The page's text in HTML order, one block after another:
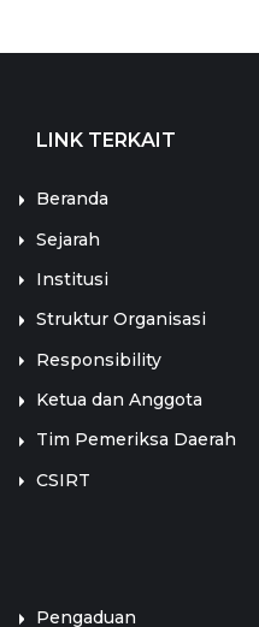
LINK TERKAIT
Beranda
Sejarah
Institusi
Struktur Organisasi
Responsibility
Ketua dan Anggota
Tim Pemeriksa Daerah
CSIRT
Pengaduan